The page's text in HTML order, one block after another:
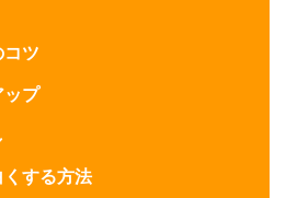
ツ
ップ
する方法